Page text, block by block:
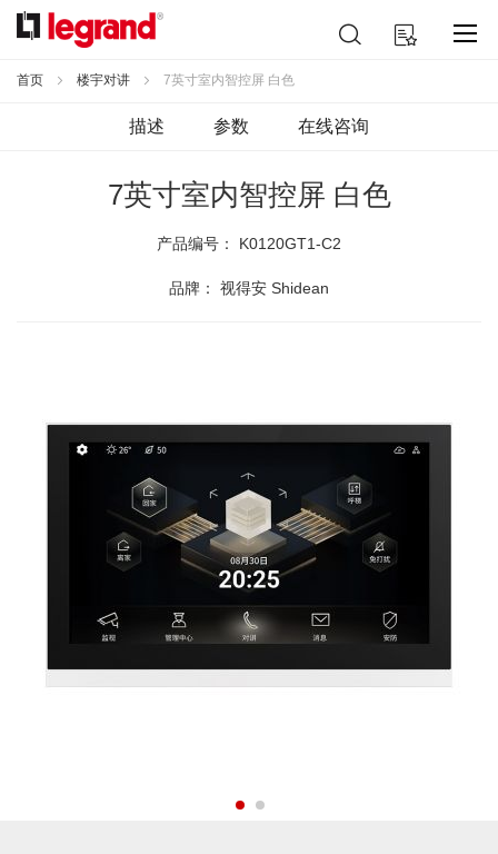
跳
到
容
我的购物车
索
首页 楼宇对讲 7英寸室内智控屏 白色
描述 参数 在线咨询
7英寸室内智控屏 白色
产品编号： K0120GT1-C2
品牌： 视得安 Shidean